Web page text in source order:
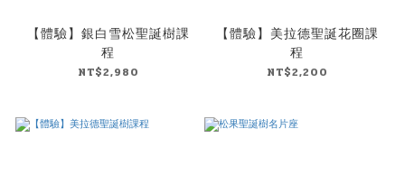
【體驗】銀白雪松聖誕樹課
程
NT$2,980
【體驗】美拉德聖誕花圈課
程
NT$2,200